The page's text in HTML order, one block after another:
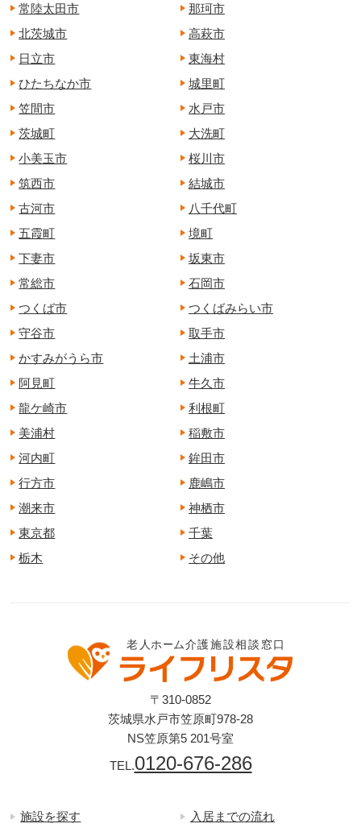
常陸太田市
那珂市
北茨城市
高萩市
日立市
東海村
ひたちなか市
城里町
笠間市
水戸市
茨城町
大洗町
小美玉市
桜川市
筑西市
結城市
古河市
八千代町
五霞町
境町
下妻市
坂東市
常総市
石岡市
つくば市
つくばみらい市
守谷市
取手市
かすみがうら市
土浦市
阿見町
牛久市
龍ケ崎市
利根町
美浦村
稲敷市
河内町
鉾田市
行方市
鹿嶋市
潮来市
神栖市
東京都
千葉
栃木
その他
〒310-0852
茨城県水戸市笠原町978-28
NS笠原第5 201号室
TEL.0120-676-286
施設を探す 入居までの流れ